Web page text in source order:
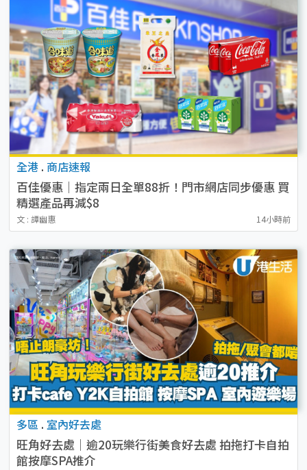
全港 . 商店速報
百佳優惠｜指定兩日全單88折！門市網店同步優惠 買
精選產品再減$8
文 : 譚幽惠 14小時前
多區 . 室內好去處
旺角好去處｜逾20玩樂行街美食好去處 拍拖打卡自拍
館按摩SPA推介